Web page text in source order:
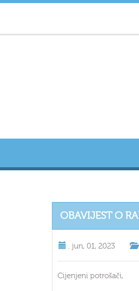
OBAVIJEST O
. jun, 01, 2023
Cijenjeni potrošači,